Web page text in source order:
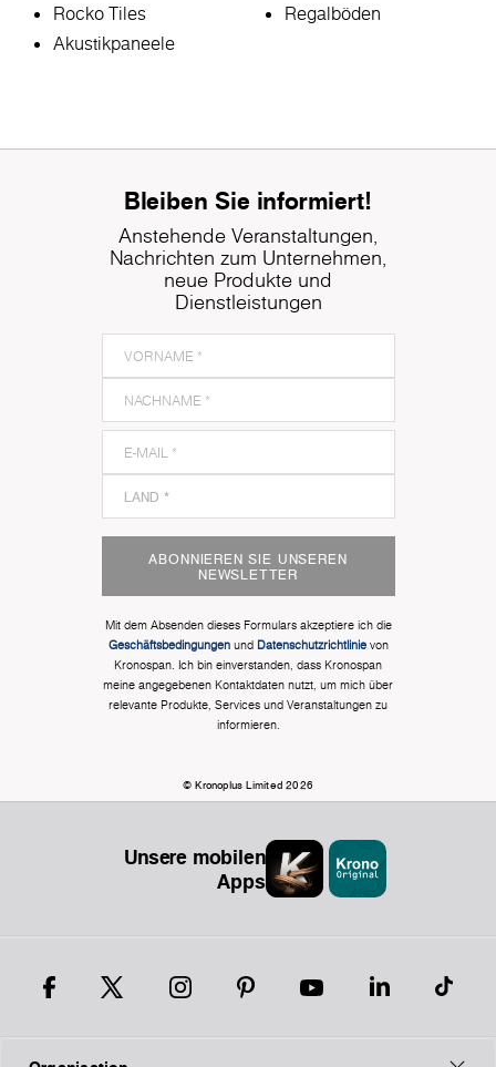
Rocko Tiles
Akustikpaneele
Regalböden
Bleiben Sie informiert!
Anstehende Veranstaltungen,
Nachrichten zum Unternehmen,
neue Produkte und
Dienstleistungen
ABONNIEREN SIE UNSEREN
NEWSLETTER
Mit dem Absenden dieses Formulars akzeptiere ich die
Geschäftsbedingungenund Datenschutzrichtlinievon
Kronospan. Ich bin einverstanden, dass Kronospan
meine angegebenen Kontaktdaten nutzt, um mich über
relevante Produkte, Services und Veranstaltungen zu
informieren.
© Kronoplus Limited 2026
Unsere mobilen
Apps